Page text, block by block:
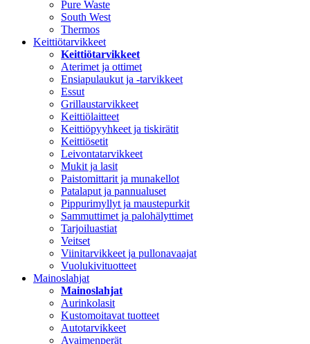
Pure Waste
South West
Thermos
Keittiötarvikkeet
Keittiötarvikkeet
Aterimet ja ottimet
Ensiapulaukut ja -tarvikkeet
Essut
Grillaustarvikkeet
Keittiölaitteet
Keittiöpyyhkeet ja tiskirätit
Keittiösetit
Leivontatarvikkeet
Mukit ja lasit
Paistomittarit ja munakellot
Patalaput ja pannualuset
Pippurimyllyt ja maustepurkit
Sammuttimet ja palohälyttimet
Tarjoiluastiat
Veitset
Viinitarvikkeet ja pullonavaajat
Vuolukivituotteet
Mainoslahjat
Mainoslahjat
Aurinkolasit
Kustomoitavat tuotteet
Autotarvikkeet
Avaimenperät